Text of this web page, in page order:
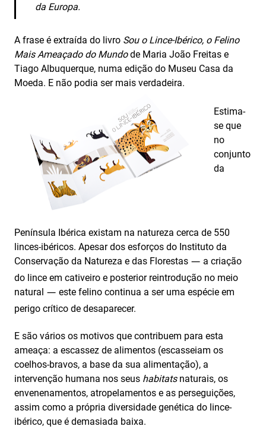
da Europa.
A frase é extraída do livro Sou o Lince-Ibérico, o Felino
Mais Ameaçado do Mundode Maria João Freitas e
Tiago Albuquerque, numa edição do Museu Casa da
Moeda. E não podia ser mais verdadeira.
Estima-
se que
no
conjunto
da
Península Ibérica existam na natureza cerca de 550
linces-ibéricos. Apesar dos esforços do Instituto da
Conservação da Natureza e das Florestas — a criação
do lince em cativeiro e posterior reintrodução no meio
natural — este felino continua a ser uma espécie em
perigo crítico de desaparecer.
E são vários os motivos que contribuem para esta
ameaça: a escassez de alimentos (escasseiam os
coelhos-bravos, a base da sua alimentação), a
intervenção humana nos seus habitatsnaturais, os
envenenamentos, atropelamentos e as perseguições,
assim como a própria diversidade genética do lince-
ibérico, que é demasiada baixa.